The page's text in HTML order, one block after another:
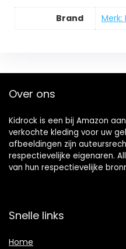
Brand Merk:
Over ons
Kidrock is een bij Amazon
verkochte kleding voor uw
afbeeldingen zijn
respectievelijke eigenaren.
van hun respectievelijke
Snelle links
Home